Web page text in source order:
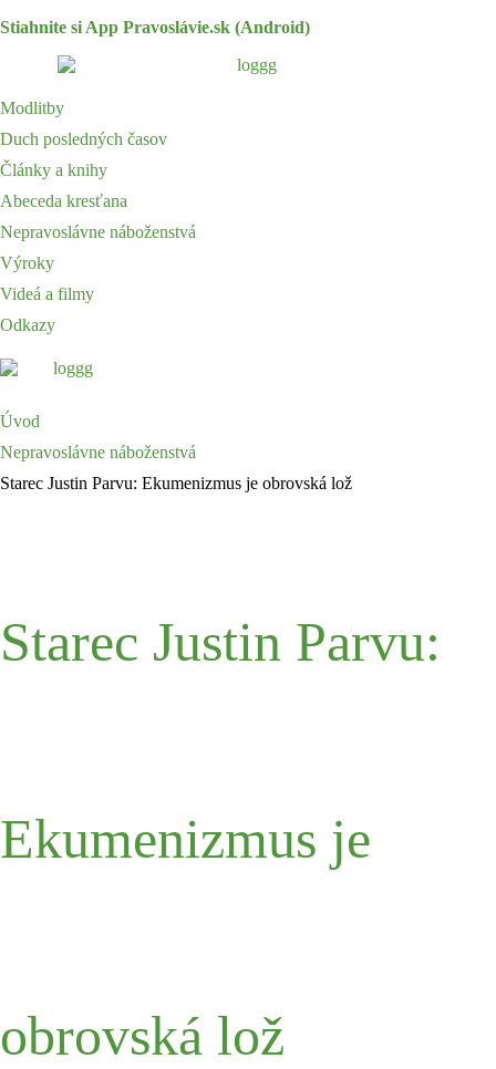
Stiahnite si App Pravoslávie.sk (Android)
Modlitby
Duch posledných časov
Články a knihy
Abeceda kresťana
Nepravoslávne náboženstvá
Výroky
Videá a filmy
Odkazy
Úvod
Nepravoslávne náboženstvá
Starec Justin Parvu: Ekumenizmus je obrovská lož
Starec Justin Parvu:
Ekumenizmus je
obrovská lož